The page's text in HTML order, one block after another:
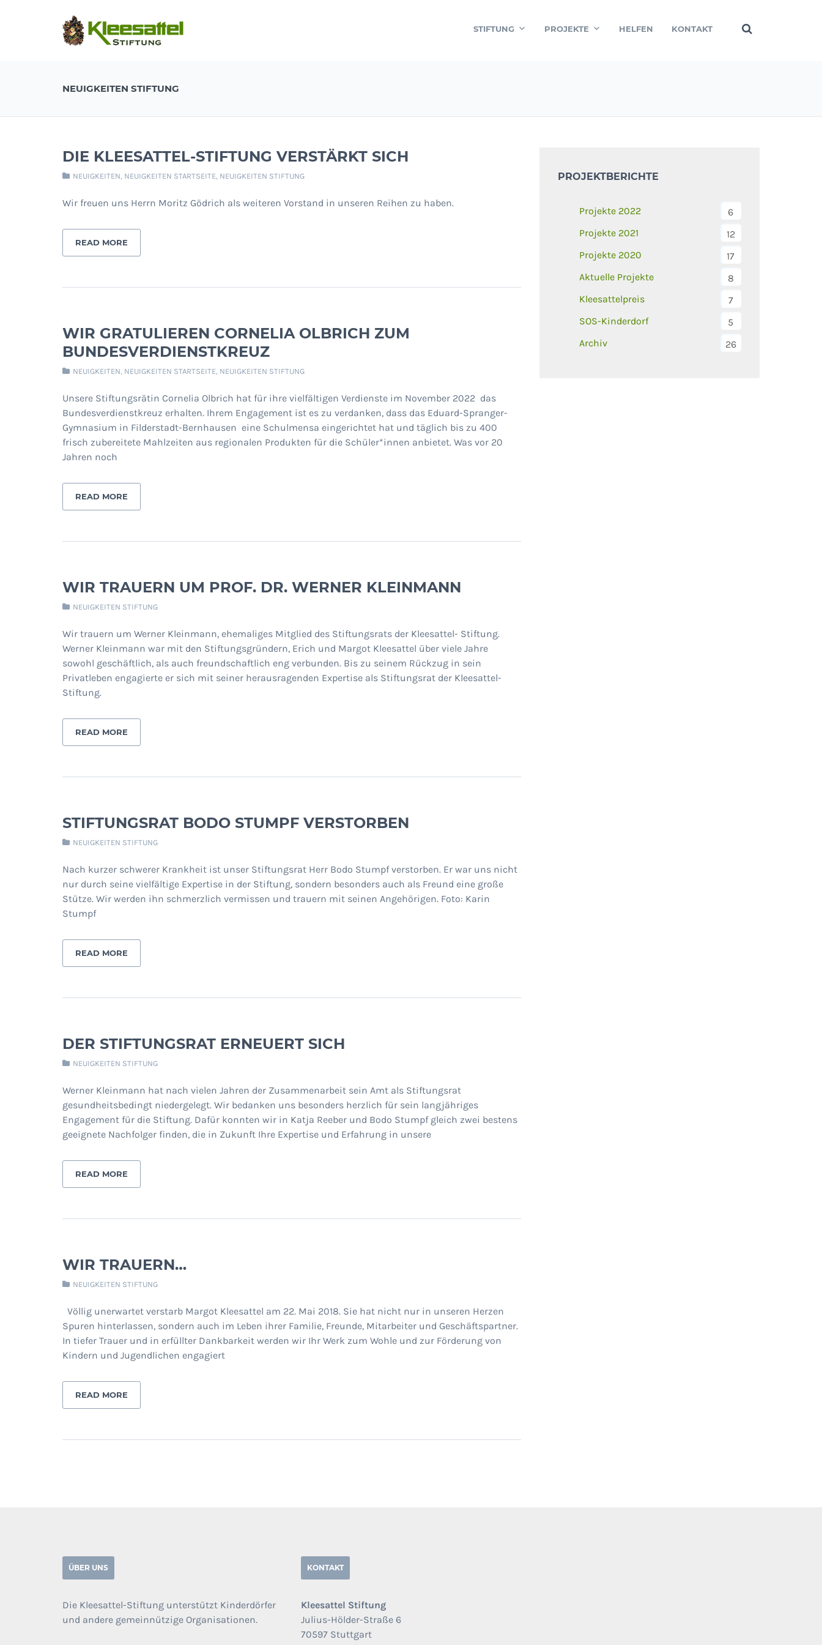
STIFTUNG PROJEKTE HELFEN KONTAKT
NEUIGKEITEN STIFTUNG
DIE KLEESATTEL-STIFTUNG VERSTÄRKT SICH
NEUIGKEITEN, NEUIGKEITEN STARTSEITE, NEUIGKEITEN STIFTUNG
Wir freuen uns Herrn Moritz Gödrich als weiteren Vorstand in unseren Reihen zu haben.
READ MORE
WIR GRATULIEREN CORNELIA OLBRICH ZUM
BUNDESVERDIENSTKREUZ
NEUIGKEITEN, NEUIGKEITEN STARTSEITE, NEUIGKEITEN STIFTUNG
Unsere Stiftungsrätin Cornelia Olbrich hat für ihre vielfältigen Verdienste im November 2022 das
Bundesverdienstkreuz erhalten. Ihrem Engagement ist es zu verdanken, dass das Eduard-Spranger-
Gymnasium in Filderstadt-Bernhausen eine Schulmensa eingerichtet hat und täglich bis zu 400
frisch zubereitete Mahlzeiten aus regionalen Produkten für die Schüler*innen anbietet. Was vor 20
Jahren noch
READ MORE
WIR TRAUERN UM PROF. DR. WERNER KLEINMANN
NEUIGKEITEN STIFTUNG
Wir trauern um Werner Kleinmann, ehemaliges Mitglied des Stiftungsrats der Kleesattel- Stiftung.
Werner Kleinmann war mit den Stiftungsgründern, Erich und Margot Kleesattel über viele Jahre
sowohl geschäftlich, als auch freundschaftlich eng verbunden. Bis zu seinem Rückzug in sein
Privatleben engagierte er sich mit seiner herausragenden Expertise als Stiftungsrat der Kleesattel-
Stiftung.
READ MORE
STIFTUNGSRAT BODO STUMPF VERSTORBEN
NEUIGKEITEN STIFTUNG
Nach kurzer schwerer Krankheit ist unser Stiftungsrat Herr Bodo Stumpf verstorben. Er war uns nicht
nur durch seine vielfältige Expertise in der Stiftung, sondern besonders auch als Freund eine große
Stütze. Wir werden ihn schmerzlich vermissen und trauern mit seinen Angehörigen. Foto: Karin
Stumpf
READ MORE
DER STIFTUNGSRAT ERNEUERT SICH
NEUIGKEITEN STIFTUNG
Werner Kleinmann hat nach vielen Jahren der Zusammenarbeit sein Amt als Stiftungsrat
gesundheitsbedingt niedergelegt. Wir bedanken uns besonders herzlich für sein langjähriges
Engagement für die Stiftung. Dafür konnten wir in Katja Reeber und Bodo Stumpf gleich zwei bestens
geeignete Nachfolger finden, die in Zukunft Ihre Expertise und Erfahrung in unsere
READ MORE
WIR TRAUERN…
NEUIGKEITEN STIFTUNG
Völlig unerwartet verstarb Margot Kleesattel am 22. Mai 2018. Sie hat nicht nur in unseren Herzen
Spuren hinterlassen, sondern auch im Leben ihrer Familie, Freunde, Mitarbeiter und Geschäftspartner.
In tiefer Trauer und in erfüllter Dankbarkeit werden wir Ihr Werk zum Wohle und zur Förderung von
Kindern und Jugendlichen engagiert
READ MORE
PROJEKTBERICHTE
Projekte 2022
6
Projekte 2021
12
Projekte 2020
17
Aktuelle Projekte
8
Kleesattelpreis
7
SOS-Kinderdorf
5
Archiv
26
ÜBER UNS
Die Kleesattel-Stiftung unterstützt Kinderdörfer
und andere gemeinnützige Organisationen.
KONTAKT
Kleesattel Stiftung
Julius-Hölder-Straße 6
70597 Stuttgart